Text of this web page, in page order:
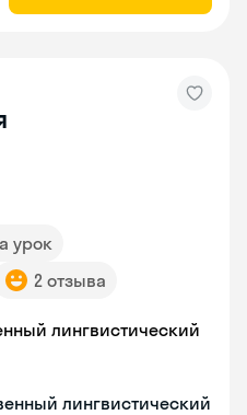
урок
2 отзыва
лингвистический
лингвистический